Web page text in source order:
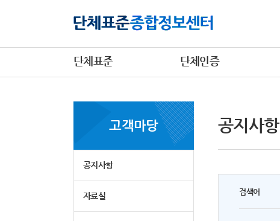
단체표준 단체인증
고객마당
공지사항
자료실
공지사항
검색어